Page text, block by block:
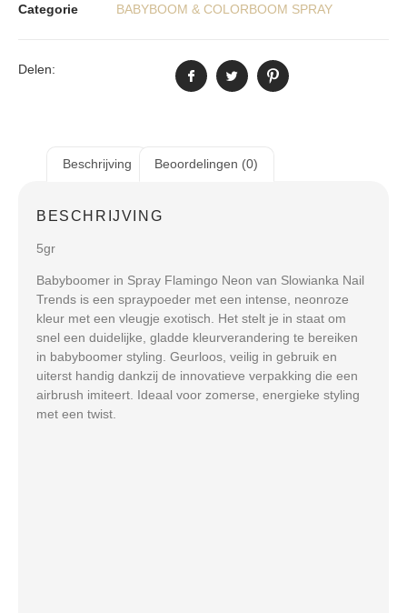
Categorie
BABYBOOM & COLORBOOM SPRAY
Delen:
Beschrijving Beoordelingen (0)
BESCHRIJVING
5gr
Babyboomer in Spray Flamingo Neon van Slowianka Nail
Trends is een spraypoeder met een intense, neonroze
kleur met een vleugje exotisch. Het stelt je in staat om
snel een duidelijke, gladde kleurverandering te bereiken
in babyboomer styling. Geurloos, veilig in gebruik en
uiterst handig dankzij de innovatieve verpakking die een
airbrush imiteert. Ideaal voor zomerse, energieke styling
met een twist.